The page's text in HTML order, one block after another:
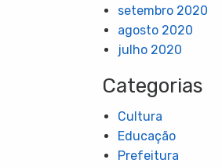
setembro 2020
agosto 2020
julho 2020
Categorias
Cultura
Educação
Prefeitura